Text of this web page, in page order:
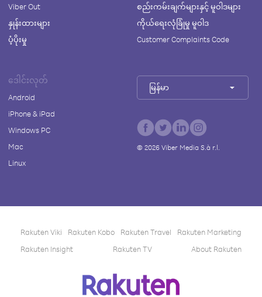
Viber Out
နှုန်းထားများ
ပံ့ပိုးမှု
စည်းကမ်းချက်များနှင့် မူဝါဒများ
ကိုယ်ရေးလုံခြုံမှု မူဝါဒ
Customer Complaints Code
ဒေါင်းလုတ်
Android
iPhone & iPad
Windows PC
Mac
Linux
မြန်မာ
© 2026Viber Media S.à r.l.
Rakuten Viki Rakuten Kobo Rakuten Travel
Rakuten Marketing
Rakuten Insight
Rakuten TV About Rakuten